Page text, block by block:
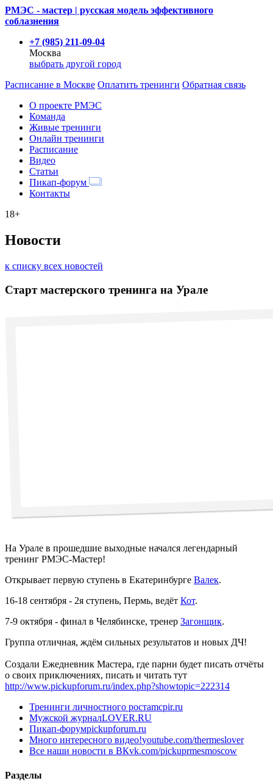
РМЭС - мастер | русская модель эффективного
соблазнения
+7 (985) 211-09-04
Москва
выбрать другой город
Расписание в Москве Оплатить тренинги Обратная связь
О проекте РМЭС
Команда
Живые тренинги
Онлайн тренинги
Расписание
Видео
Статьи
Пикап-форум
Контакты
18+
Новости
к списку всех новостей
Старт мастерского тренинга на Урале
На Урале в прошедшие выходные начался легендарный
тренинг РМЭС-Мастер!
Открывает первую ступень в Екатеринбурге Валек.
16-18 сентября - 2я ступень, Пермь, ведёт Кот.
7-9 октября - финал в Челябинске, тренер Загонщик.
Группа отличная, ждём сильных результатов и новых ДЧ!
Создали Ежедневник Мастера, где парни будет писать отчёты
о своих приключениях, писать и читать тут
http://www.pickupforum.ru/index.php?showtopic=222314
Тренинги личностного ростаmcpir.ru
Мужской журналLOVER.RU
Пикап-форумpickupforum.ru
Много интересного видео!youtube.com/thermeslover
Все наши новости в ВКvk.com/pickuprmesmoscow
Разделы